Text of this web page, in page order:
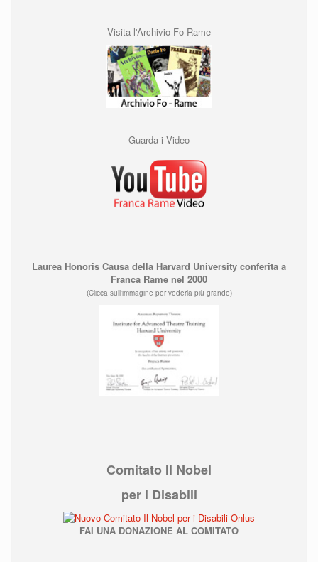
Visita l'Archivio Fo-Rame
Guarda i Video
Laurea Honoris Causa della Harvard University conferita a
Franca Rame nel 2000
(Clicca sull'immagine per vederla più grande)
Comitato Il Nobel
per i Disabili
FAI UNA DONAZIONE AL COMITATO